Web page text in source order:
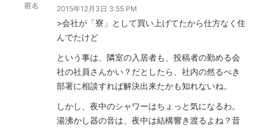
匿名 2015年12月3日 3:55 PM
>会社が「寮」として買い上げてたから仕方なく住
んでたけど
という事は、隣室の入居者も、投稿者の勤める会
社の社員さんかい？だとしたら、社内の然るべき
部署に相談すれば解決出来たかも知れないね。
しかし、夜中のシャワーはちょっと気になるわ。
湯沸かし器の音は、夜中は結構響き渡るよね？昔